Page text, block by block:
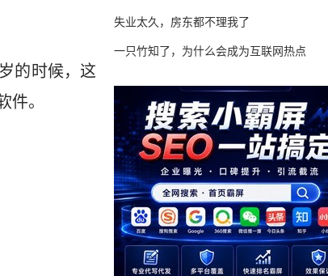
的时候，这
件。
失业太久，房东都不理我了
一只竹知了，为什么会成为互联网热点